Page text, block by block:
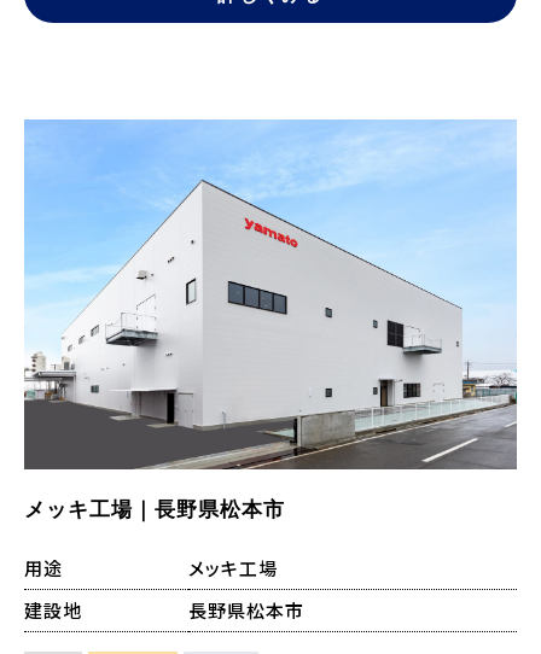
メッキ工場｜長野県松本市
用途
メッキ工場
建設地
長野県松本市